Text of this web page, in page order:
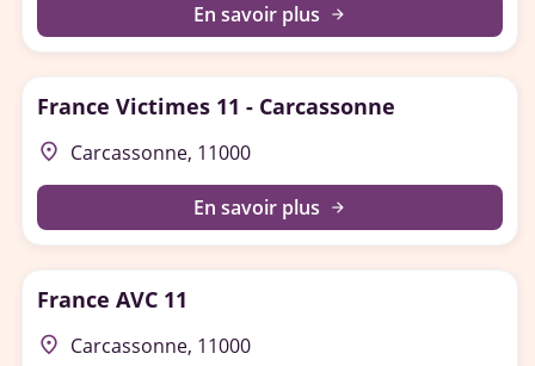
En savoir plus arrow_forward
France Victimes 11 - Carcassonne
place Carcassonne, 11000
En savoir plus arrow_forward
France AVC 11
place Carcassonne, 11000